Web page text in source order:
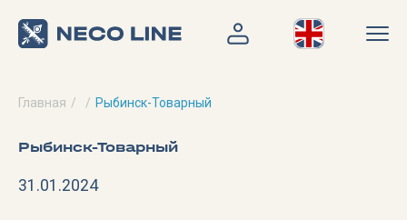
Главная Рыбинск-Товарный
Рыбинск-Товарный
31.01.2024